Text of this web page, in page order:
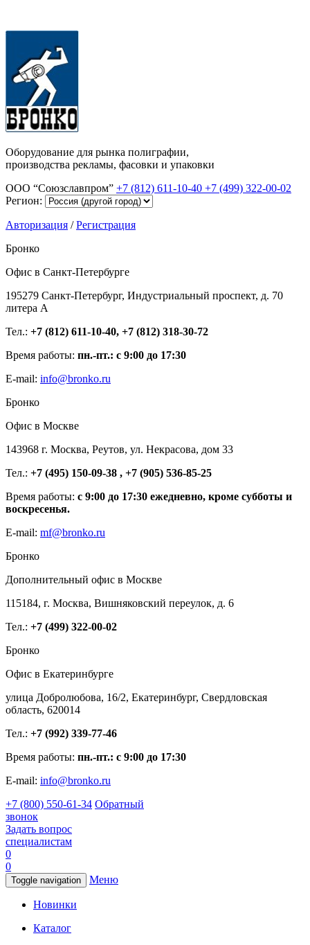
Оборудование для рынка полиграфии,
производства рекламы, фасовки и упаковки
ООО “Союзславпром” +7 (812) 611-10-40 +7 (499) 322-00-02
Регион:
Авторизация /Регистрация
Бронко
Офис в Санкт-Петербурге
195279 Санкт-Петербург, Индустриальный проспект, д. 70
литера А
Тел.: +7 (812) 611-10-40, +7 (812) 318-30-72
Время работы: пн.-пт.: с 9:00 до 17:30
E-mail: info@bronko.ru
Бронко
Офис в Москве
143968 г. Москва, Реутов, ул. Некрасова, дом 33
Тел.: +7 (495) 150-09-38 , +7 (905) 536-85-25
Время работы: с 9:00 до 17:30 ежедневно, кроме субботы и
воскресенья.
E-mail: mf@bronko.ru
Бронко
Дополнительный офис в Москве
115184, г. Москва, Вишняковский переулок, д. 6
Тел.: +7 (499) 322-00-02
Бронко
Офис в Екатеринбурге
улица Добролюбова, 16/2, Екатеринбург, Свердловская
область, 620014
Тел.: +7 (992) 339-77-46
Время работы: пн.-пт.: с 9:00 до 17:30
E-mail: info@bronko.ru
+7 (800) 550-61-34 Обратный
звонок
Задать вопрос
специалистам
0
0
Toggle navigation Меню
Новинки
Каталог